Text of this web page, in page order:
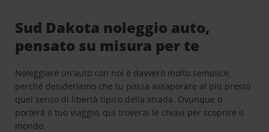
Sud Dakota noleggio auto,
pensato su misura per te
Noleggiare un'auto con noi è davvero molto semplice,
perché desideriamo che tu possa assaporare al più presto
quel senso di libertà tipico della strada. Ovunque ti
porterà il tuo viaggio, qui troverai le chiavi per scoprire il
mondo.